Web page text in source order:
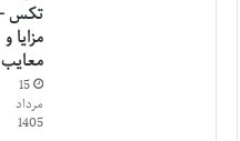
تکس
مزایا و
معایب
15
مرداد
1405